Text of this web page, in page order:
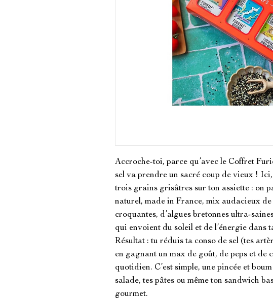
Accroche-toi, parce qu’avec le Coffret
sel va prendre un sacré coup de vieux !
trois grains grisâtres sur ton assiette : on
naturel, made in France, mix audacieux de
croquantes, d’algues bretonnes ultra-
qui envoient du soleil et de l’énergie dans
Résultat : tu réduis ta conso de sel (tes
en gagnant un max de goût, de peps et de
quotidien. C’est simple, une pincée et
salade, tes pâtes ou même ton sandwich
gourmet.